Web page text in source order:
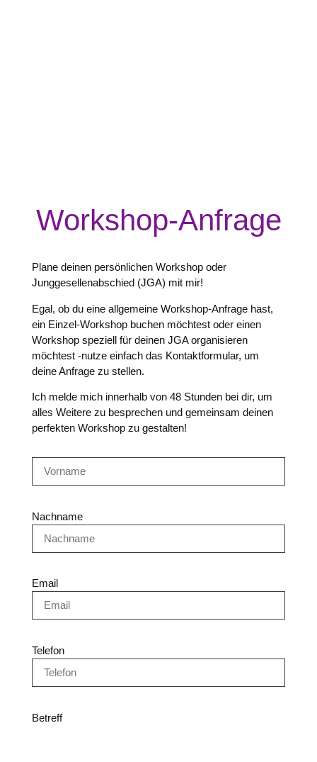
Workshop-Anfrage
Plane deinen persönlichen Workshop oder
Junggesellenabschied (JGA) mit mir!
Egal, ob du eine allgemeine Workshop-Anfrage hast,
ein Einzel-Workshop buchen möchtest oder einen
Workshop speziell für deinen JGA organisieren
möchtest -nutze einfach das Kontaktformular, um
deine Anfrage zu stellen.
Ich melde mich innerhalb von 48 Stunden bei dir, um
alles Weitere zu besprechen und gemeinsam deinen
perfekten Workshop zu gestalten!
Nachname
Email
Telefon
Betreff